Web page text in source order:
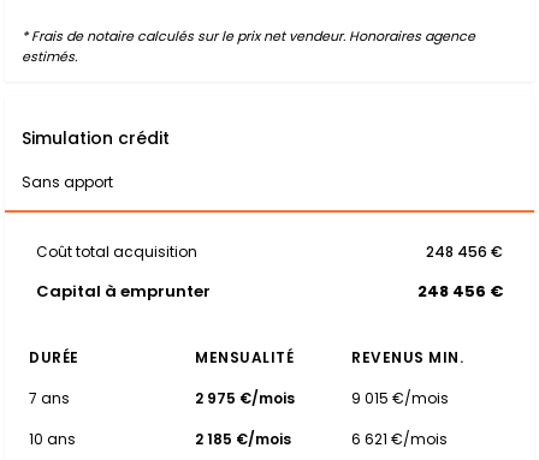
* Frais de notaire calculés sur le prix net vendeur. Honoraires agence
estimés.
Simulation crédit
Sans apport
Coût total acquisition 248 456 €
Capital à emprunter 248 456 €
DURÉE MENSUALITÉ
REVENUS MIN.
7 ans
2 975 €/mois
9 015 €/mois
10 ans
2 185 €/mois
6 621 €/mois